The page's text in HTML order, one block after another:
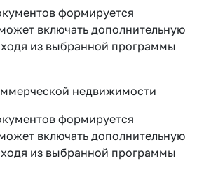
формируется
включать дополнительную
из выбранной программы
недвижимости
формируется
включать дополнительную
из выбранной программы